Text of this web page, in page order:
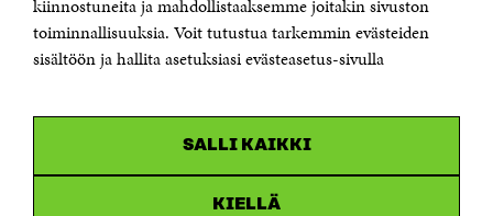
kiinnostuneita ja mahdollistaaksemme joitakin sivuston
toiminnallisuuksia. Voit tutustua tarkemmin evästeiden
sisältöön ja hallita asetuksiasi evästeasetus-sivulla
SALLI KAIKKI
KIELLÄ
Saapumisohjeet
Y-tunnus 0202132-3
uudessa